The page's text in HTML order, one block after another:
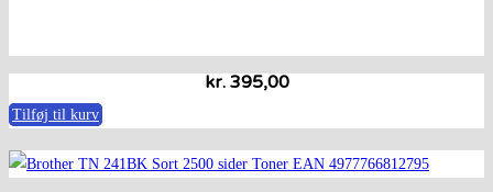
kr.395,00
Tilføj til kurv